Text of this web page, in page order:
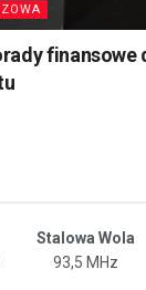
finansowe
Stalowa Wola
93,5 MHz